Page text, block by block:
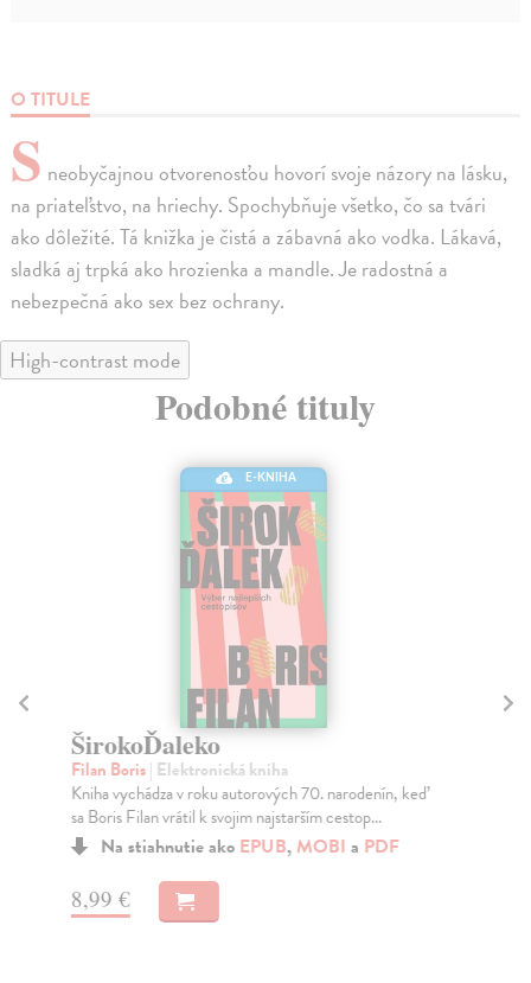
O TITULE
S neobyčajnou otvorenosťou hovorí svoje názory na lásku,
na priateľstvo, na hriechy. Spochybňuje všetko, čo sa tvári
ako dôležité. Tá knižka je čistá a zábavná ako vodka. Lákavá,
sladká aj trpká ako hrozienka a mandle. Je radostná a
nebezpečná ako sex bez ochrany.
High-contrast mode
Podobné tituly
E-KNIHA
ŠirokoĎaleko
Filan Boris| Elektronická kniha
Kniha vychádza v roku autorových 70. narodenín, keď
sa Boris Filan vrátil k svojim najstarším cestop...
Na stiahnutie ako EPUB,MOBI a PDF
8,99 €